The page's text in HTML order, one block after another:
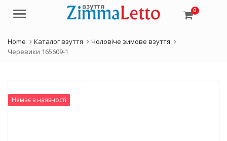
Menu 0
Home Каталог взуття
Чоловіче зимове взуття
Черевики 165609-1
Немає в наявності